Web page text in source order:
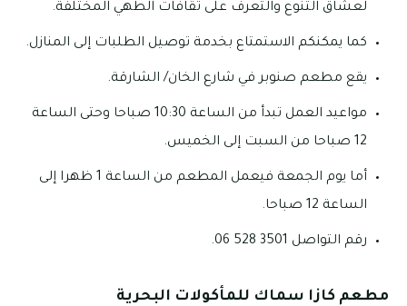
لعشاق التنوع والتعرف على ثقافات الطهي المختلفة.
كما يمكنكم الاستمتاع بخدمة توصيل الطلبات إلى المنازل.
يقع مطعم صنوبر في شارع الخان/ الشارقة.
مواعيد العمل تبدأ من الساعة 10:30 صباحا وحتى الساعة
12 صباحا من السبت إلى الخميس.
أما يوم الجمعة فيعمل المطعم من الساعة 1 ظهرا إلى
الساعة 12 صباحا.
رقم التواصل 3501 528 06.
مطعم كازا سماك للمأكولات البحرية